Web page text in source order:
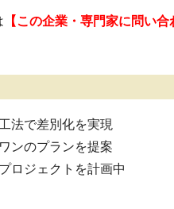
【この企業・専門家に問い合
法で差別化を実現
ンのプランを提案
ロジェクトを計画中